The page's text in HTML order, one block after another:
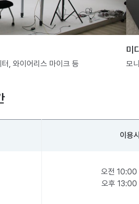
, 와이어리스 마이크 등
미
모
이용
오전
오후